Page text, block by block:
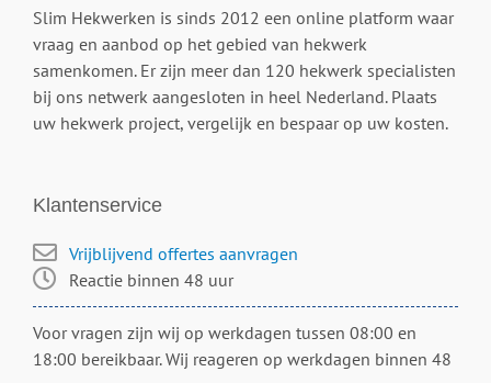
Slim Hekwerken is sinds 2012 een online platform waar
vraag en aanbod op het gebied van hekwerk
samenkomen. Er zijn meer dan 120 hekwerk specialisten
bij ons netwerk aangesloten in heel Nederland. Plaats
uw hekwerk project, vergelijk en bespaar op uw kosten.
Klantenservice
Vrijblijvend offertes aanvragen
Reactie binnen 48 uur
Voor vragen zijn wij op werkdagen tussen 08:00 en
18:00 bereikbaar. Wij reageren op werkdagen binnen 48